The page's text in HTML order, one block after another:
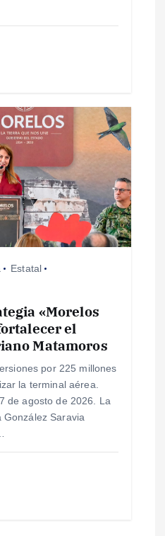
Estatal
«Morelos
el
Matamoros
por 225 millones
la terminal aérea.
de agosto de 2026. La
Saravia